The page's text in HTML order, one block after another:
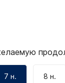
7 н. 8 н.